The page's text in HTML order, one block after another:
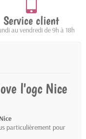
Service client
au vendredi de 9h à 18h
l'ogc Nice
particulièrement pour